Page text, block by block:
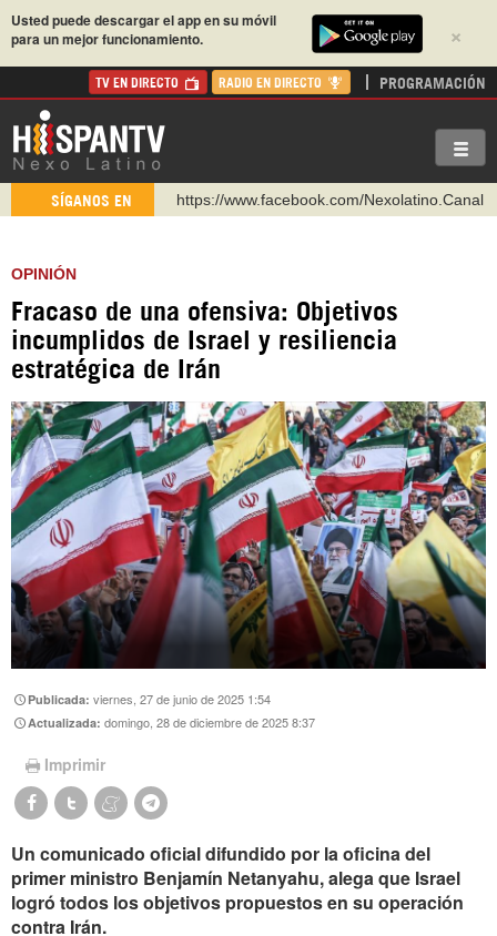
×
Usted puede descargar el app en su móvil
para un mejor funcionamiento.
TV EN DIRECTO RADIO EN DIRECTO PROGRAMACIÓN
SÍGANOS EN
https://www.facebook.com/Nexolatino.Canal
https://t.me/hispantvcanal
https://urmedium.com/c/hispantv
WhatsApp y Viber: +98 921 79 29 404
Instagram como: hispan_tv
OPINIÓN
Fracaso de una ofensiva: Objetivos
incumplidos de Israel y resiliencia
estratégica de Irán
Publicada:viernes, 27 de junio de 2025 1:54
Actualizada:domingo, 28 de diciembre de 2025 8:37
Imprimir
Un comunicado oficial difundido por la oficina del
primer ministro Benjamín Netanyahu, alega que Israel
logró todos los objetivos propuestos en su operación
contra Irán.